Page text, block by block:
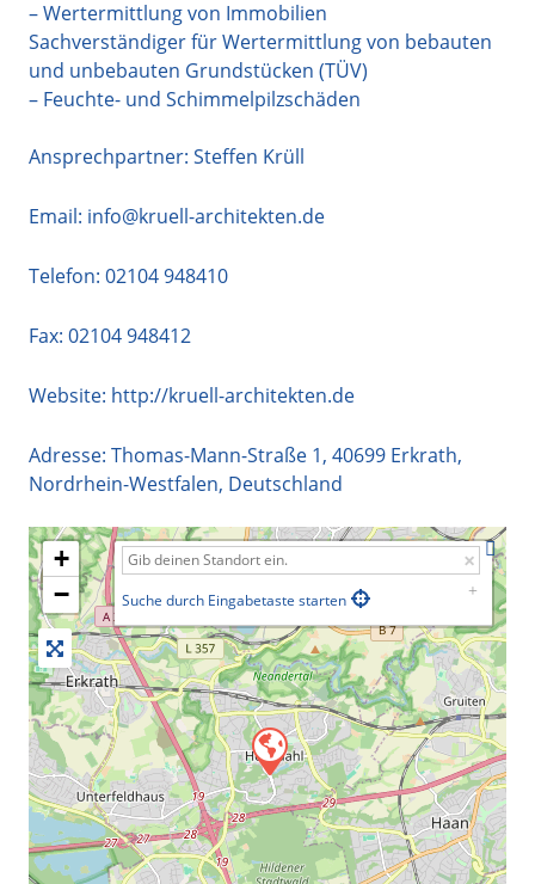
– Wertermittlung von Immobilien
Sachverständiger für Wertermittlung von bebauten
und unbebauten Grundstücken (TÜV)
– Feuchte- und Schimmelpilzschäden
Ansprechpartner: Steffen Krüll
Email: info@kruell-architekten.de
Telefon: 02104 948410
Fax: 02104 948412
Website: http://kruell-architekten.de
Adresse: Thomas-Mann-Straße 1, 40699 Erkrath,
Nordrhein-Westfalen, Deutschland
+
−
Suche durch Eingabetaste starten